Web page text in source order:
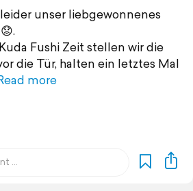
unser liebgewonnenes
Fushi Zeit stellen wir die
die Tür, halten ein letztes Mal
more